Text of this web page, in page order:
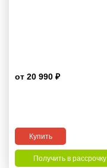
от 20 990 ₽
Купить
Получить в рассрочку